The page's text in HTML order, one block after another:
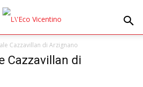
Cazzavillan di Arzignano
Cazzavillan di